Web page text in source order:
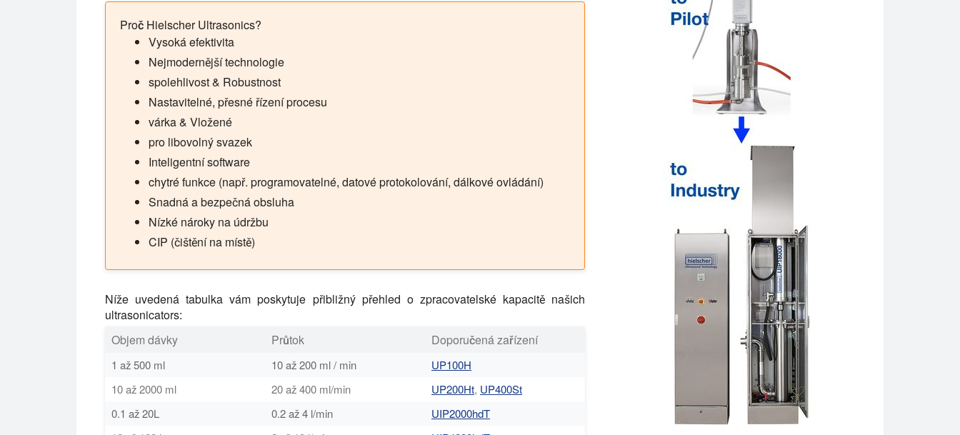
Proč Hielscher Ultrasonics?
Vysoká efektivita
Nejmodernější technologie
spolehlivost & Robustnost
Nastavitelné, přesné řízení procesu
várka & Vložené
pro libovolný svazek
Inteligentní software
chytré funkce (např. programovatelné, datové protokolování, dálkové ovládání)
Snadná a bezpečná obsluha
Nízké nároky na údržbu
CIP (čištění na místě)
Níže uvedená tabulka vám poskytuje přibližný přehled o zpracovatelské kapacitě našich
ultrasonicators:
Objem dávky
Průtok Doporučená zařízení
1 až 500 ml 10 až 200 ml / min
UP100H
10 až 2000 ml
20 až 400 ml/min UP200Ht, UP400St
0.1 až 20L
0.2 až 4 l/min
UIP2000hdT